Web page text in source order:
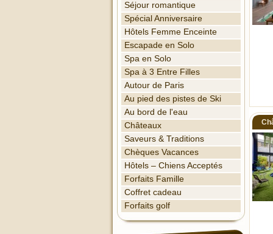
Séjour romantique
Spécial Anniversaire
Hôtels Femme Enceinte
Escapade en Solo
Spa en Solo
Spa à 3 Entre Filles
Autour de Paris
Au pied des pistes de Ski
Au bord de l'eau
Châteaux
Saveurs & Traditions
Chèques Vacances
Hôtels – Chiens Acceptés
Forfaits Famille
Coffret cadeau
Forfaits golf